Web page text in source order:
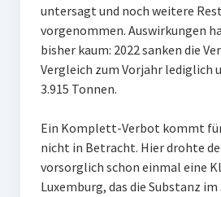
untersagt und noch weitere
vorgenommen. Auswirkungen
bisher kaum: 2022 sanken die
Vergleich zum Vorjahr lediglich
3.915 Tonnen.
Ein Komplett-Verbot kommt
nicht in Betracht. Hier drohte
vorsorglich schon einmal eine
Luxemburg, das die Substanz im